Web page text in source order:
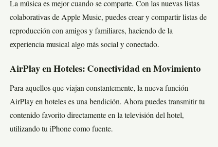
La música es mejor cuando se comparte. Con las nuevas listas
colaborativas de Apple Music, puedes crear y compartir listas de
reproducción con amigos y familiares, haciendo de la
experiencia musical algo más social y conectado.
AirPlay en Hoteles: Conectividad en Movimiento
Para aquellos que viajan constantemente, la nueva función
AirPlay en hoteles es una bendición. Ahora puedes transmitir tu
contenido favorito directamente en la televisión del hotel,
utilizando tu iPhone como fuente.